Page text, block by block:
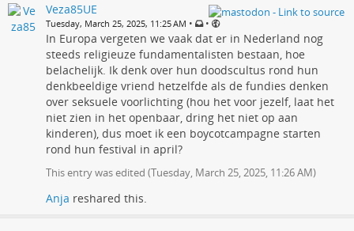
Veza85UE
Tuesday, March 25, 2025, 11:25 AM • •
In Europa vergeten we vaak dat er in Nederland nog
steeds religieuze fundamentalisten bestaan, hoe
belachelijk. Ik denk over hun doodscultus rond hun
denkbeeldige vriend hetzelfde als de fundies denken
over seksuele voorlichting (hou het voor jezelf, laat het
niet zien in het openbaar, dring het niet op aan
kinderen), dus moet ik een boycotcampagne starten
rond hun festival in april?
This entry was edited (Tuesday, March 25, 2025, 11:26 AM)
Anja reshared this.